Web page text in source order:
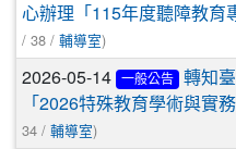
心辦理「115年度聽障教育
/ 38 / 輔導室)
2026-05-14 一般公告
轉知
「2026特殊教育學術與實
34 / 輔導室)